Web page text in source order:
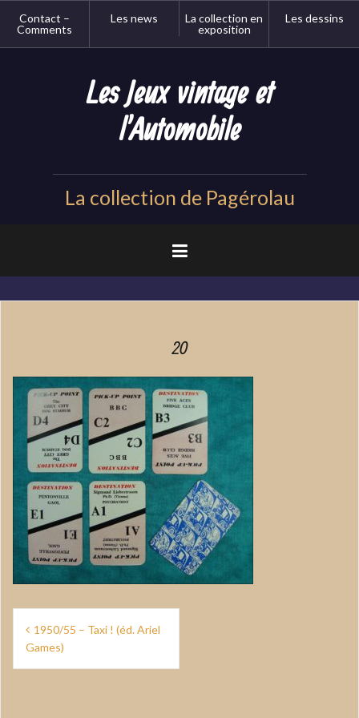
Contact –
Comments
Les news
La collection en
exposition
Les dessins
Les Jeux vintage et
l'Automobile
La collection de Pagérolau
20
Navigation
de
l’article
1950/55 – Taxi ! (éd. Ariel
Games)